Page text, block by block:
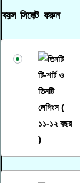
বয়স সিলেক্ট করুন